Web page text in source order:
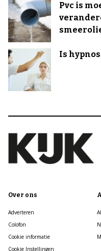
Pvc is
Is
Over ons
Adverteren
Colofon
Cookie informatie
Cookie Instellingen